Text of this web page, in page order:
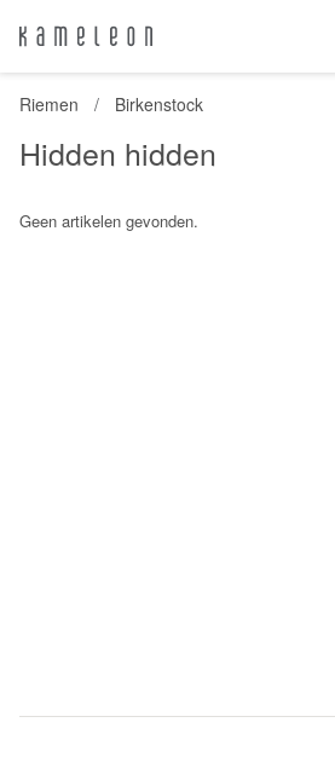
Riemen Birkenstock
Hidden hidden
Geen artikelen gevonden.